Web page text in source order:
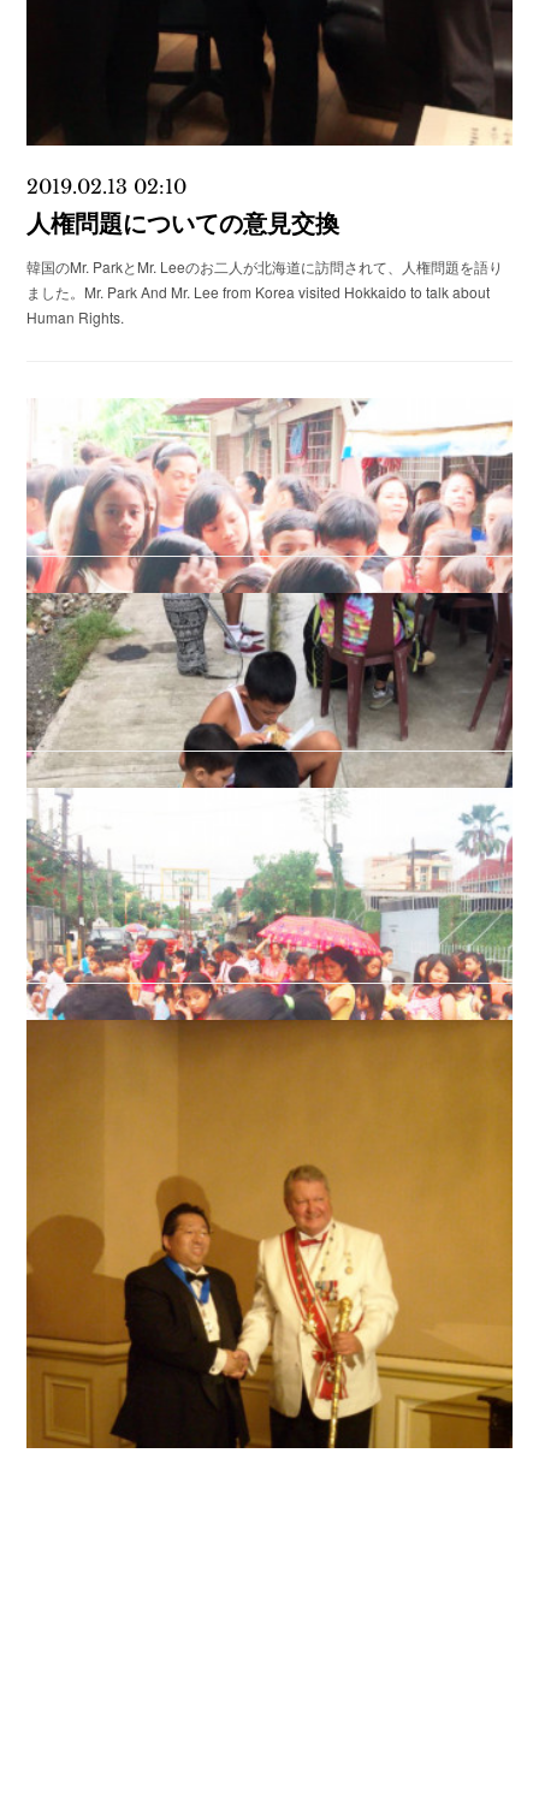
2019.02.13 02:10
人権問題についての意見交換
韓国のMr. ParkとMr. Leeのお二人が北海道に訪問されて、人権問題を語り
ました。Mr. Park And Mr. Lee from Korea visited Hokkaido to talk about
Human Rights.
2019.01.18 05:05
活動の様子
2019.01.18 05:01
活動の様子
フィリピンにて
フォロー